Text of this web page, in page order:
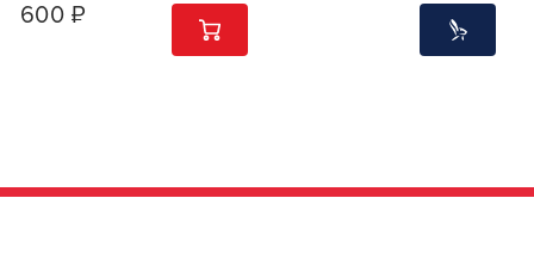
600 ₽ 1 ШТ